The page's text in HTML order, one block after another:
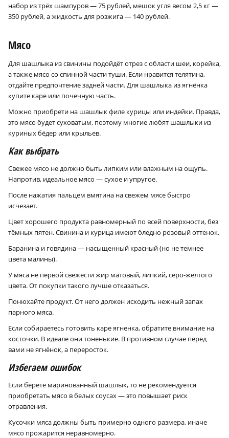
набор из трёх шампуров — 75 рублей, мешок угля весом 2,5 кг —
350 рублей, а жидкость для розжига — 140 рублей.
Мясо
Для шашлыка из свинины подойдёт отрез с области шеи, корейка,
а также мясо со спинной части туши. Если нравится телятина,
отдайте предпочтение задней части. Для шашлыка из ягнёнка
купите каре или почечную часть.
Можно приобрети на шашлык филе курицы или индейки. Правда,
это мясо будет суховатым, поэтому многие любят шашлыки из
куриных бёдер или крыльев.
Как выбрать
Свежее мясо не должно быть липким или влажным на ощупь.
Напротив, идеальное мясо — сухое и упругое.
После нажатия пальцем вмятина на свежем мясе быстро
исчезает.
Цвет хорошего продукта равномерный по всей поверхности, без
тёмных пятен. Свинина и курица имеют бледно розовый оттенок.
Баранина и говядина — насыщенный красный (но не темнее
цвета малины).
У мяса не первой свежести жир матовый, липкий, серо-жёлтого
цвета. От покупки такого лучше отказаться.
Понюхайте продукт. От него должен исходить нежный запах
парного мяса.
Если собираетесь готовить каре ягненка, обратите внимание на
косточки. В идеале они тоненькие. В противном случае перед
вами не ягнёнок, а переросток.
Избегаем ошибок
Если берёте маринованный шашлык, то не рекомендуется
приобретать мясо в белых соусах — это повышает риск
отравления.
Кусочки мяса должны быть примерно одного размера, иначе
мясо прожарится неравномерно.